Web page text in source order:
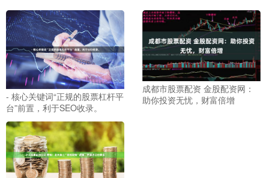
- 核心关键词“正规的股票杠杆平
台”前置，利于SEO收录。
成都市股票配资 金股配资网：
助你投资无忧，财富倍增